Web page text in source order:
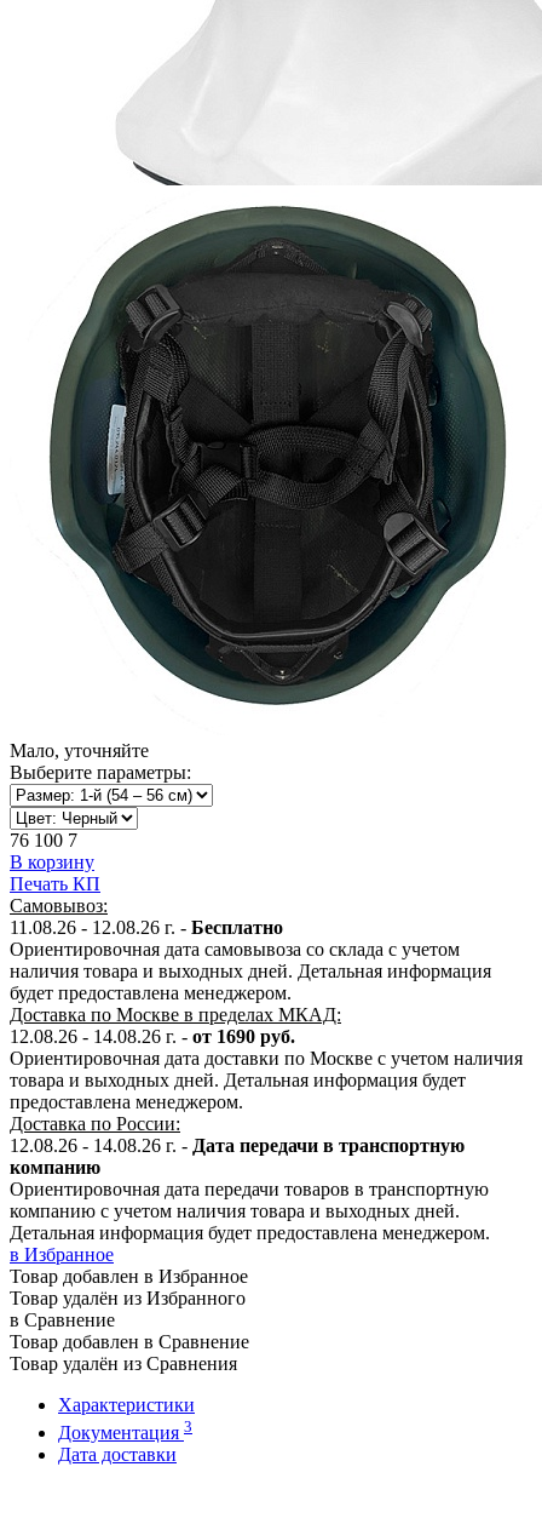
Мало, уточняйте
Выберите параметры:
76 100 7
В корзину
Печать КП
Самовывоз:
11.08.26 - 12.08.26 г. - Бесплатно
Ориентировочная дата самовывоза со склада с учетом
наличия товара и выходных дней. Детальная информация
будет предоставлена менеджером.
Доставка по Москве в пределах МКАД:
12.08.26 - 14.08.26 г. - от 1690 руб.
Ориентировочная дата доставки по Москве с учетом наличия
товара и выходных дней. Детальная информация будет
предоставлена менеджером.
Доставка по России:
12.08.26 - 14.08.26 г. - Дата передачи в транспортную
компанию
Ориентировочная дата передачи товаров в транспортную
компанию с учетом наличия товара и выходных дней.
Детальная информация будет предоставлена менеджером.
в Избранное
Товар добавлен в Избранное
Товар удалён из Избранного
в Сравнение
Товар добавлен в Сравнение
Товар удалён из Сравнения
Характеристики
Документация 3
Дата доставки